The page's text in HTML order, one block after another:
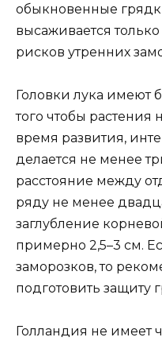
обыкновенные
высаживается
рисков утренних
Головки лука имеют
того чтобы растения
время развития,
делается не менее
расстояние между
ряду не менее
заглубление
примерно 2,5–3 см.
заморозков, то
подготовить защиту
Голландия не имеет